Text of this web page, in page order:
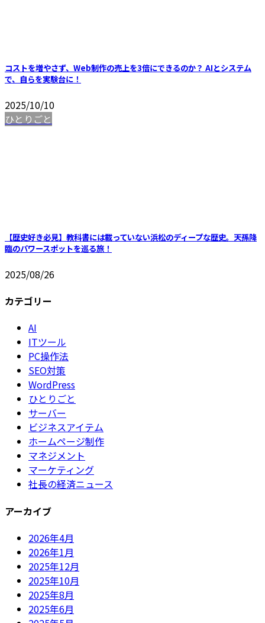
コストを増やさず、Web制作の売上を3倍にできるのか？ AIとシステム
で、自らを実験台に！
2025/10/10
ひとりごと
【歴史好き必見】教科書には載っていない浜松のディープな歴史。天孫降
臨のパワースポットを巡る旅！
2025/08/26
カテゴリー
AI
ITツール
PC操作法
SEO対策
WordPress
ひとりごと
サーバー
ビジネスアイテム
ホームページ制作
マネジメント
マーケティング
社長の経済ニュース
アーカイブ
2026年4月
2026年1月
2025年12月
2025年10月
2025年8月
2025年6月